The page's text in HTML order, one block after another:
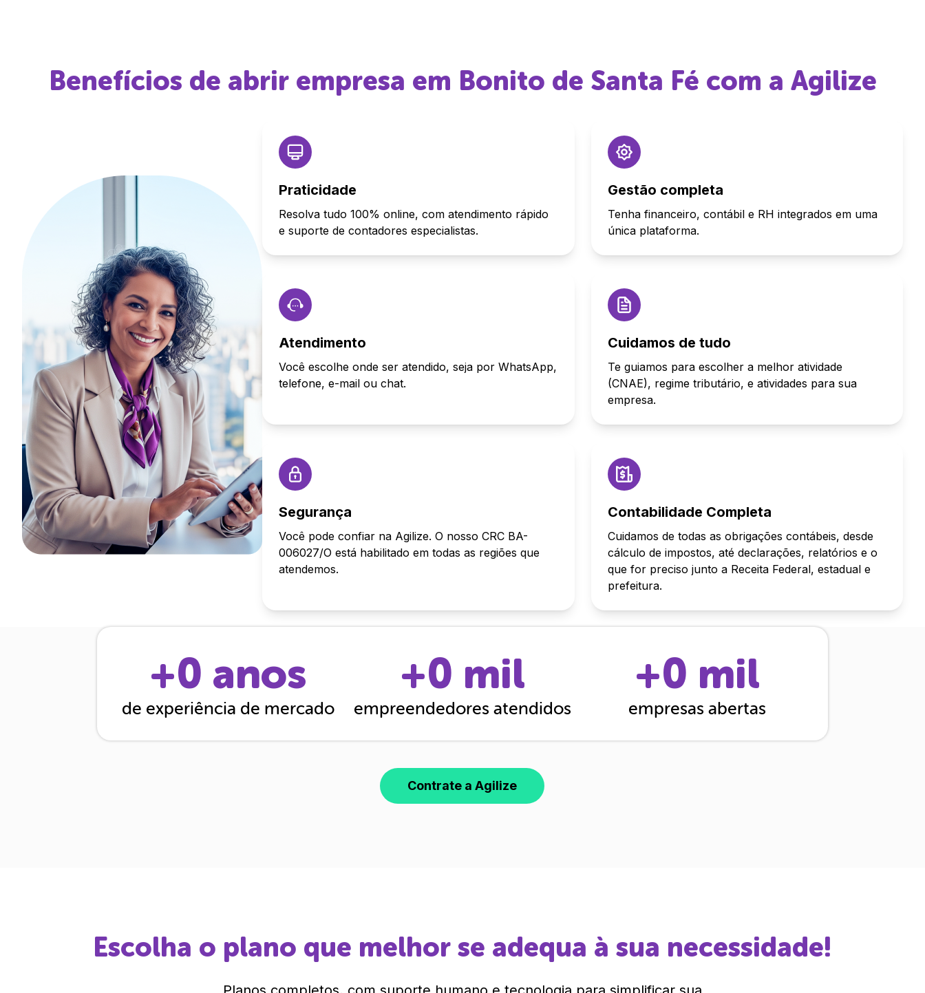
Benefícios de abrir empresa em Bonito de Santa Fé com a Agilize
Praticidade
Resolva tudo 100% online, com atendimento rápido
e suporte de contadores especialistas.
Gestão completa
Tenha financeiro, contábil e RH integrados em uma
única plataforma.
Atendimento
Você escolhe onde ser atendido, seja por WhatsApp,
telefone, e-mail ou chat.
Cuidamos de tudo
Te guiamos para escolher a melhor atividade
(CNAE), regime tributário, e atividades para sua
empresa.
Segurança
Você pode confiar na Agilize. O nosso CRC BA-
006027/O está habilitado em todas as regiões que
atendemos.
Contabilidade Completa
Cuidamos de todas as obrigações contábeis, desde
cálculo de impostos, até declarações, relatórios e o
que for preciso junto a Receita Federal, estadual e
prefeitura.
+0 anos
de experiência de mercado
+0 mil
empreendedores atendidos
+0 mil
empresas abertas
Contrate a Agilize
Escolha o plano que melhor se adequa à sua necessidade!